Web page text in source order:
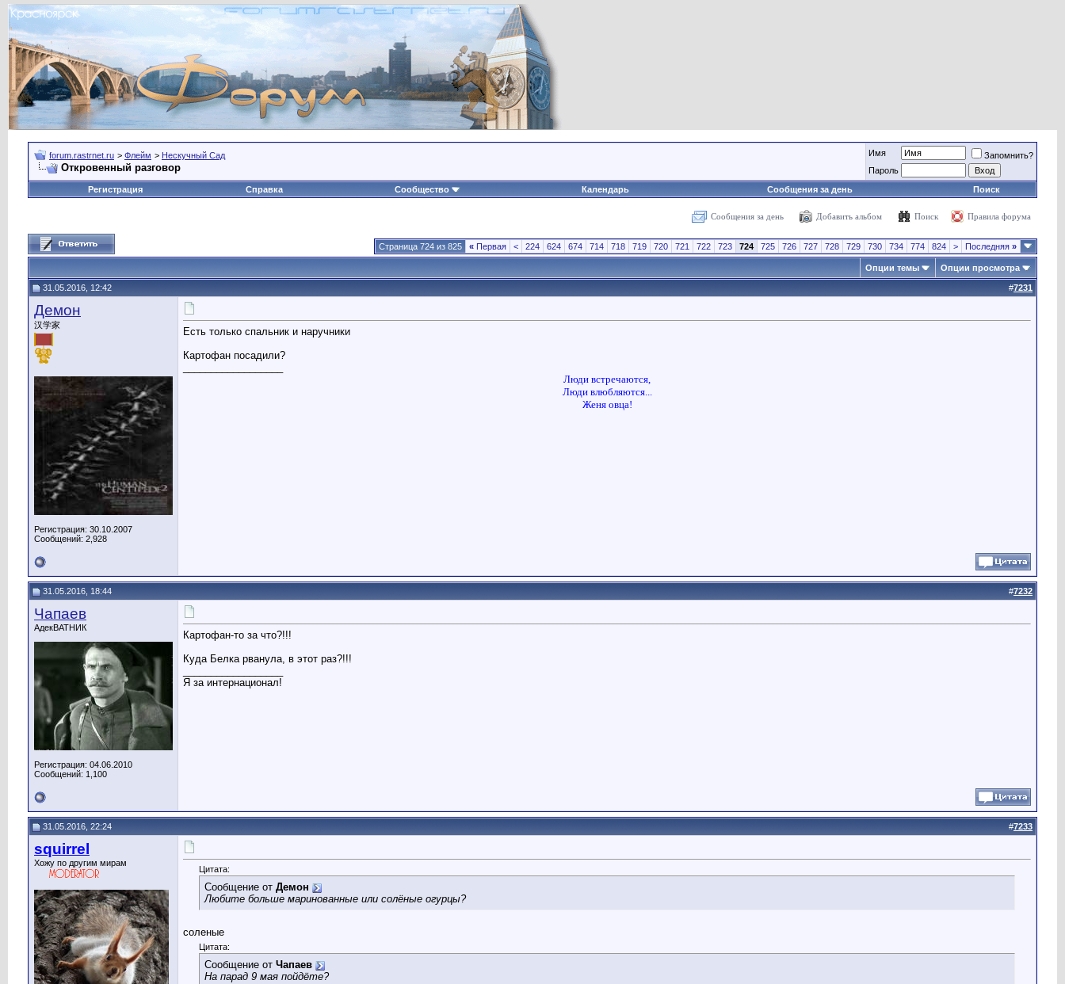
forum.rastrnet.ru > Флейм > Нескучный Сад
Откровенный разговор
Имя
Запомнить?
Пароль
Регистрация
Справка Сообщество Календарь Сообщения за день Поиск
Сообщения за день Добавить альбом Поиск Правила форума
Страница 724 из 825 « Первая < 224 624 674 714 718 719 720 721 722 723 724 725 726 727 728 729 730 734 774 824 > Последняя »
Опции темы Опции просмотра
31.05.2016, 12:42 #7231
Демон
汉学家
Регистрация: 30.10.2007
Сообщений: 2,928
Есть только спальник и наручники
Картофан посадили?
Люди встречаются,
Люди влюбляются...
Женя овца!
31.05.2016, 18:44 #7232
Чапаев
АдекВАТНИК
Регистрация: 04.06.2010
Сообщений: 1,100
Картофан-то за что?!!!
Куда Белка рванула, в этот раз?!!!
Я за интернационал!
31.05.2016, 22:24 #7233
squirrel
Хожу по другим мирам
Цитата:
Сообщение от Демон
Любите больше маринованные или солёные огурцы?
соленые
Цитата:
Сообщение от Чапаев
На парад 9 мая пойдёте?